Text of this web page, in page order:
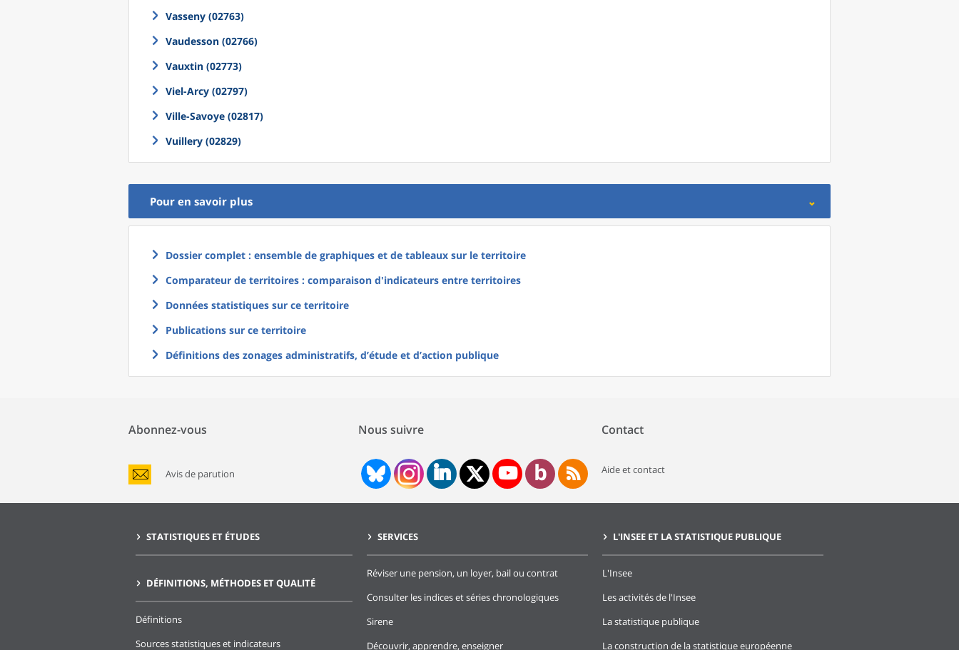
Vasseny (02763)
Vaudesson (02766)
Vauxtin (02773)
Viel-Arcy (02797)
Ville-Savoye (02817)
Vuillery (02829)
Pour en savoir plus
Dossier complet : ensemble de graphiques et de tableaux sur le territoire
Comparateur de territoires : comparaison d'indicateurs entre territoires
Données statistiques sur ce territoire
Publications sur ce territoire
Définitions des zonages administratifs, d’étude et d’action publique
Abonnez-vous
Avis de parution
Nous suivre Contact
Aide et contact
STATISTIQUES ET ÉTUDES
DÉFINITIONS, MÉTHODES ET QUALITÉ
Définitions
Sources statistiques et indicateurs
SERVICES
Réviser une pension, un loyer, bail ou contrat
Consulter les indices et séries chronologiques
Sirene
Découvrir, apprendre, enseigner
L'INSEE ET LA STATISTIQUE PUBLIQUE
L'Insee
Les activités de l'Insee
La statistique publique
La construction de la statistique européenne